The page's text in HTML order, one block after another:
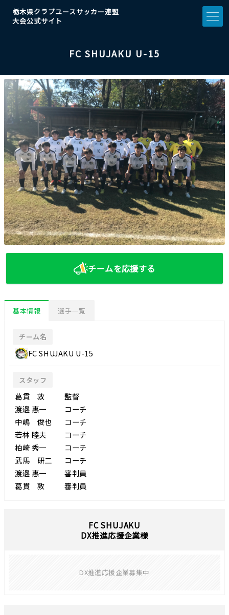
栃木県クラブユースサッカー連盟
大会公式サイト
FC SHUJAKU U-15
チームを応援する
基本情報 選手一覧
チーム名
FC SHUJAKU U-15
スタッフ
葛貫 敦
監督
渡邊 惠一
コーチ
中嶋 俊也
コーチ
若林 睦夫
コーチ
柏崎 秀一
コーチ
武馬 研二
コーチ
渡邊 惠一
審判員
葛貫 敦
審判員
FC SHUJAKU
DX推進応援企業様
DX推進応援企業募集中